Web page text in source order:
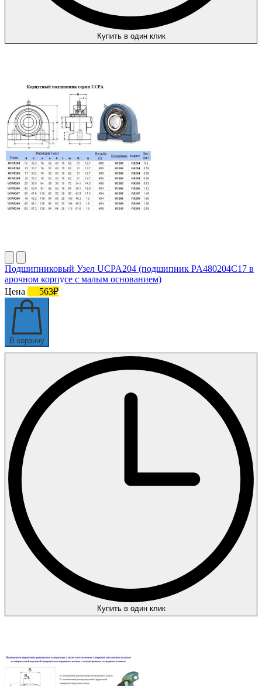
Купить в один клик
Подшипниковый Узел UCPA204 (подшипник PA480204C17 в
арочном корпусе с малым основанием)
Цена
563₽
В корзину
Купить в один клик